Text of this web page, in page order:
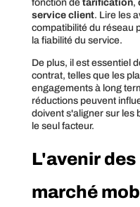
fonction de tarification,
service client. Lire les
compatibilité du réseau
la fiabilité du service.
De plus, il est essentiel
contrat, telles que les
engagements à long
réductions peuvent
doivent s'aligner sur les
le seul facteur.
L'avenir des
marché